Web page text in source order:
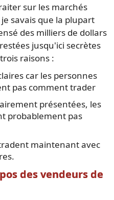
sur les marchés
savais que la plupart
des milliers de dollars
jusqu'ici secrètes
raisons :
car les personnes
pas comment trader
présentées, les
probablement pas
maintenant avec
des vendeurs de